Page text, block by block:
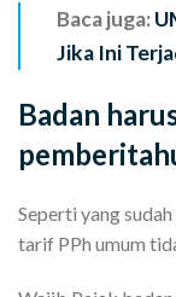
Baca juga:
Jika Ini
Badan
Seperti yang
tarif PPh umum